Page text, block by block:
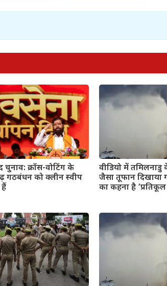
चुनाव: क्रॉस-वोटिंग के
गठबंधन को क्लीन स्वीप
वीडियो में
जैसा तूफान दिखाया
का कहना है